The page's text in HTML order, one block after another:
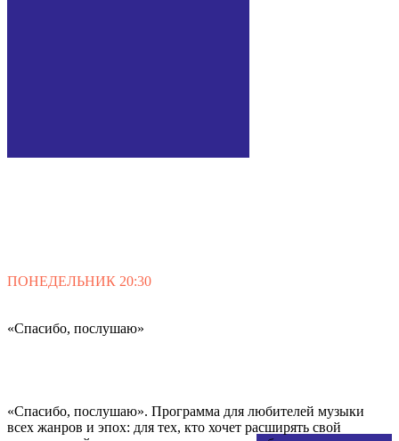
ПОНЕДЕЛЬНИК 20:30
«Спасибо, послушаю»
«Спасибо, послушаю». Программа для любителей музыки
всех жанров и эпох: для тех, кто хочет расширять свой